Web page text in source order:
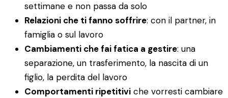
settimane e non passa da solo
Relazioni che ti fanno soffrire: con il partner, in
famiglia o sul lavoro
Cambiamenti che fai fatica a gestire: una
separazione, un trasferimento, la nascita di un
figlio, la perdita del lavoro
Comportamenti ripetitivi che vorresti cambiare